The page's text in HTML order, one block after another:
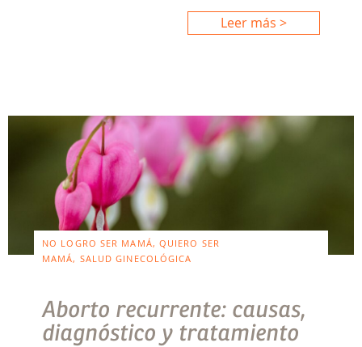
Leer más >
NO LOGRO SER MAMÁ, QUIERO SER
MAMÁ, SALUD GINECOLÓGICA
Aborto recurrente: causas,
diagnóstico y tratamiento